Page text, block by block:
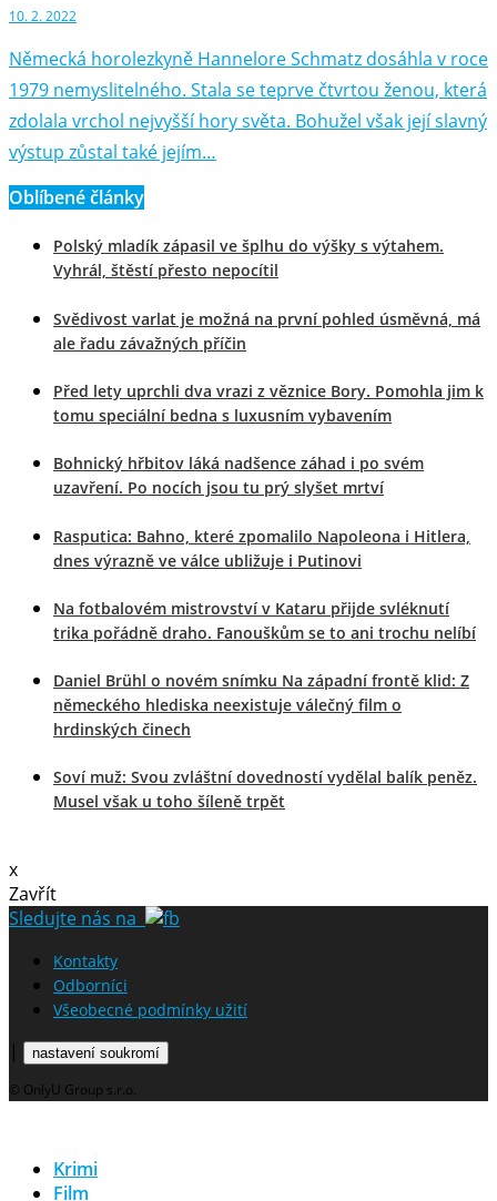
10. 2. 2022
Německá horolezkyně Hannelore Schmatz dosáhla v roce
1979 nemyslitelného. Stala se teprve čtvrtou ženou, která
zdolala vrchol nejvyšší hory světa. Bohužel však její slavný
výstup zůstal také jejím…
Oblíbené články
Polský mladík zápasil ve šplhu do výšky s výtahem.
Vyhrál, štěstí přesto nepocítil
Svědivost varlat je možná na první pohled úsměvná, má
ale řadu závažných příčin
Před lety uprchli dva vrazi z věznice Bory. Pomohla jim k
tomu speciální bedna s luxusním vybavením
Bohnický hřbitov láká nadšence záhad i po svém
uzavření. Po nocích jsou tu prý slyšet mrtví
Rasputica: Bahno, které zpomalilo Napoleona i Hitlera,
dnes výrazně ve válce ubližuje i Putinovi
Na fotbalovém mistrovství v Kataru přijde svléknutí
trika pořádně draho. Fanouškům se to ani trochu nelíbí
Daniel Brühl o novém snímku Na západní frontě klid: Z
německého hlediska neexistuje válečný film o
hrdinských činech
Soví muž: Svou zvláštní dovedností vydělal balík peněz.
Musel však u toho šíleně trpět
x
Zavřít
Sledujte nás na
Kontakty
Odborníci
Všeobecné podmínky užití
| nastavení soukromí
© OnlyU Group s.r.o.
Krimi
Film